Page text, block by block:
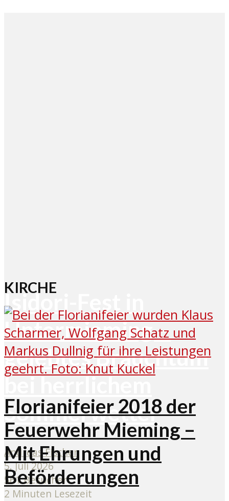
Isidori-Fest in
Untermieming –
gelebtes Brauchtum
bei herrlichem
Sommerwetter
Andreas Fischer
5. Juli 2026
561 Besucher
2 Minuten Lesezeit
KIRCHE
Florianifeier 2018 der
Feuerwehr Mieming –
Mit Ehrungen und
Beförderungen